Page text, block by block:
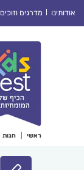
אודותינו מדרגים וזוכים
ראשי חנות